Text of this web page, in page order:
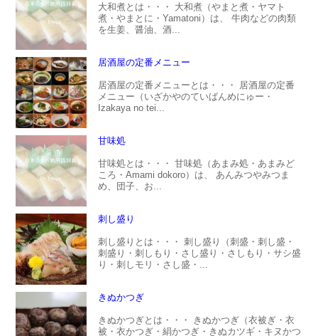
大和煮とは・・・ 大和煮（やまと煮・ヤマト
煮・やまとに・Yamatoni）は、 牛肉などの肉類
を生姜、醤油、酒...
居酒屋の定番メニュー
居酒屋の定番メニューとは・・・ 居酒屋の定番
メニュー（いざかやのていばんめにゅー・
Izakaya no tei...
甘味処
甘味処とは・・・ 甘味処（あまみ処・あまみど
ころ・Amami dokoro）は、 あんみつやみつま
め、団子、お...
刺し盛り
刺し盛りとは・・・ 刺し盛り（刺盛・刺し盛・
刺盛り・刺しもり・さし盛り・さしもり・サシ盛
り・刺しモリ・さし盛・...
きぬかつぎ
きぬかつぎとは・・・ きぬかつぎ（衣被ぎ・衣
被・衣かつぎ・絹かつぎ・きぬカツギ・キヌかつ